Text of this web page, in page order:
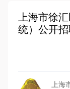
上海市徐
统）公开
上海